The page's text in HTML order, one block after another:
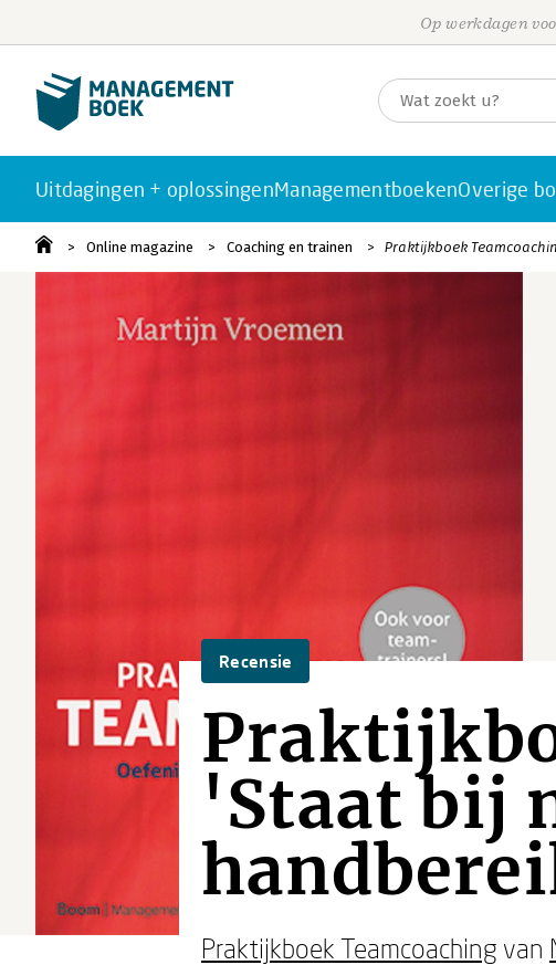
Op werkdagen
Uitdagingen + oplossingenManagementboekenOverige
Online magazine Coaching en trainen Praktijkboek
Recensie
'Staat bij
Praktijkboek Teamcoaching van